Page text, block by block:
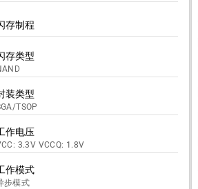
存制程
存类型
装类型
TSOP
作电压
3.3V VCCQ: 1.8V
作模式
步模式